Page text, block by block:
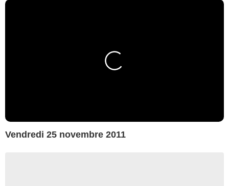
Vendredi 25 novembre 2011